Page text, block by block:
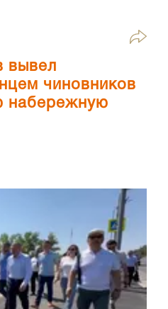
вывел
чиновников
набережную